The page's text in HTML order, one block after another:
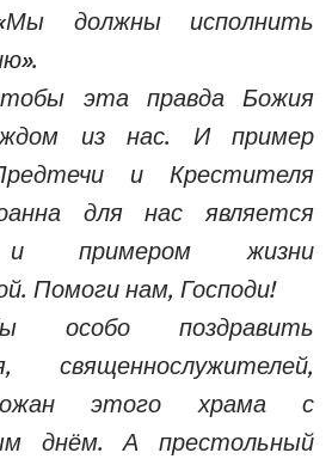
должны исполнить
эта правда Божия
из нас. И пример
и Крестителя
для нас является
и примером жизни
Помоги нам, Господи!
особо поздравить
священнослужителей,
этого храма с
днём. А престольный